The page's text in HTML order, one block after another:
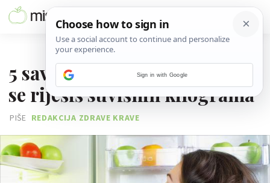
5 savjeta koji će ti pomoći da
se riješiš suvišnih kilograma
PIŠE REDAKCIJA ZDRAVE KRAVE
Sign in with Google